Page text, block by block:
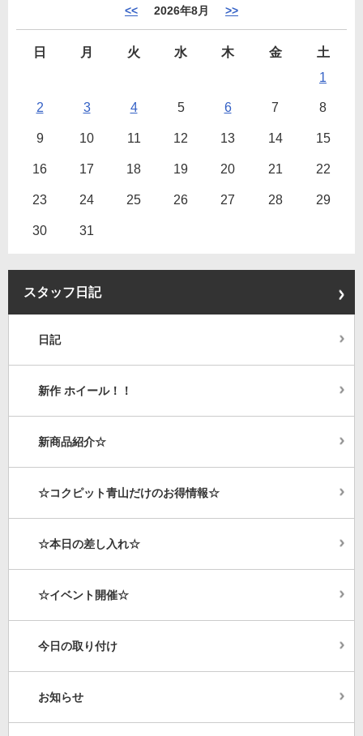
<< 2026年8月 >>
日 月 火 水 木 金
土
1
2 3 4 5 6 7 8
9 10 11 12 13 14 15
16 17 18 19 20 21 22
23 24 25 26 27 28 29
30 31
スタッフ日記
日記
新作 ホイール！！
新商品紹介☆
☆コクピット青山だけのお得情報☆
☆本日の差し入れ☆
☆イベント開催☆
今日の取り付け
お知らせ